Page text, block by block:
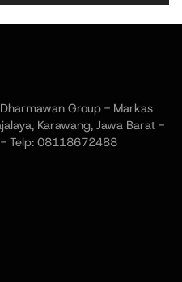
Group - Markas
Karawang, Jawa Barat -
- Telp: 08118672488